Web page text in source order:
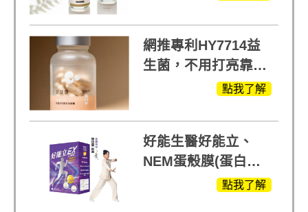
網推專利HY7714益
生菌，不用打亮靠養
點我了解
好能生醫好能立、
NEM蛋殼膜(蛋白聚
醣)關鍵配方，厲害其
點我了解